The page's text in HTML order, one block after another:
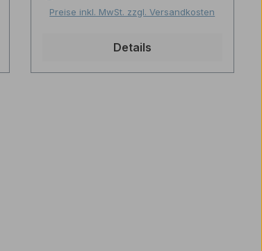
Preise inkl. MwSt. zzgl. Versandkosten
Details